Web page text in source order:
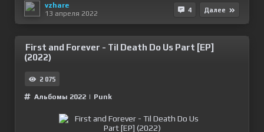
vzhare
13 апреля 2022
4 Далее
First and Forever - Til Death Do Us Part [EP]
(2022)
2 075
Альбомы 2022 | Punk